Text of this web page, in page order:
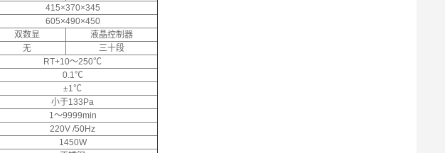
415×370×345
605×490×450
双数显
液晶控制器
无
三十段
RT+10～250℃
0.1℃
±1℃
小于133Pa
1～9999min
220V /50Hz
1450W